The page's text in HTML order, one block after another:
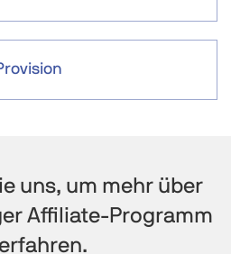
uns, um mehr über
Affiliate-Programm